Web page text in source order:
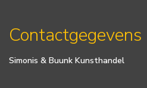
Contactgegevens
Simonis & Buunk Kunsthandel